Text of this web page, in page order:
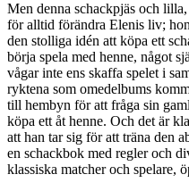
Men denna schackpjäs och
för alltid förändra Elenis liv;
den stolliga idén att köpa ett
börja spela med henne, något
vågar inte ens skaffa spelet i
ryktena som omedelbums
till hembyn för att fråga sin
köpa ett åt henne. Och det är
att han tar sig för att träna den
en schackbok med regler och
klassiska matcher och spelare,